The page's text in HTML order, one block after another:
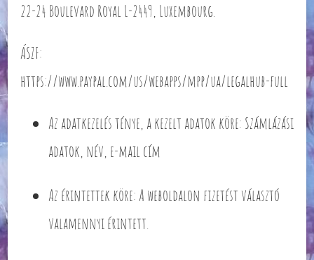
22-24 Boulevard Royal L-2449, Luxembourg.
ÁSZF:
https://www.paypal.com/us/webapps/mpp/ua/legalhub-full
Az adatkezelés ténye, a kezelt adatok köre: Számlázási
adatok, név, e-mail cím
Az érintettek köre: A weboldalon fizetést választó
valamennyi érintett.